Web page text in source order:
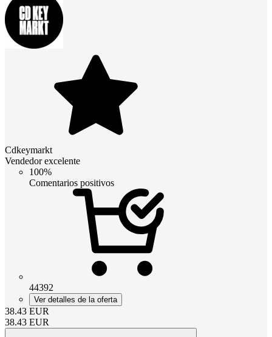
Cdkeymarkt
Vendedor excelente
100%
Comentarios positivos
44392
Ver detalles de la oferta
38.43 EUR
38.43 EUR